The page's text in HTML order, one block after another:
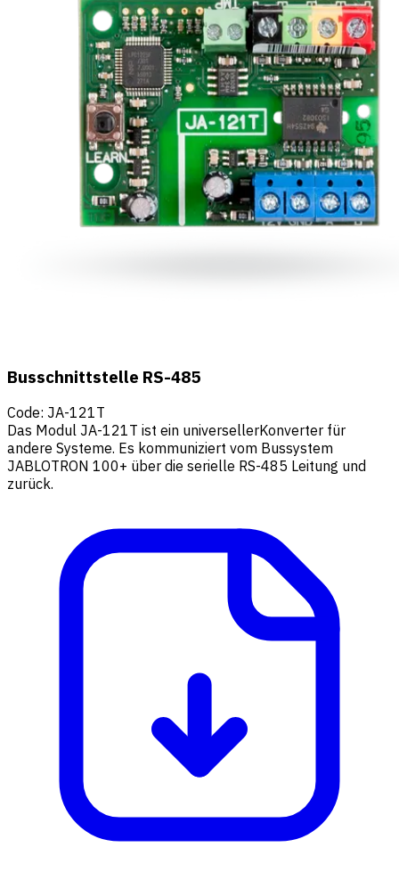
Busschnittstelle RS-485
Code: JA-121T
Das Modul JA-121T ist ein universellerKonverter für
andere Systeme. Es kommuniziert vom Bussystem
JABLOTRON 100+ über die serielle RS-485 Leitung und
zurück.